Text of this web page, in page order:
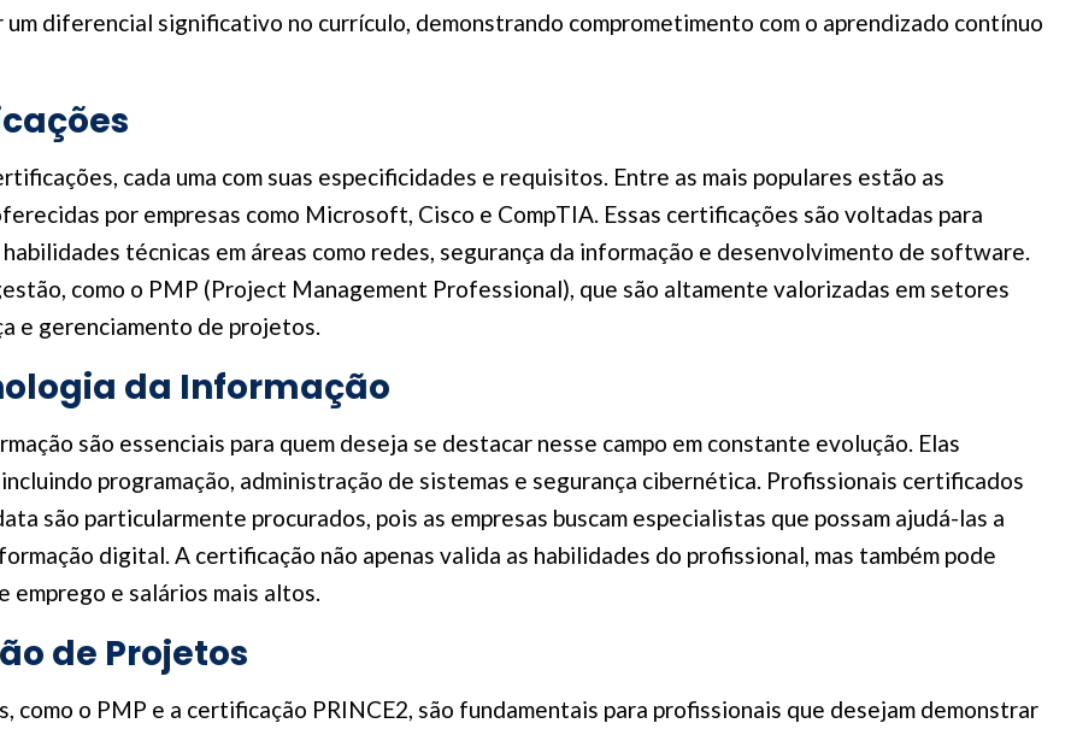
diferencial significativo no currículo, demonstrando comprometimento com o aprendizado contínuo
cada uma com suas especificidades e requisitos. Entre as mais populares estão as
por empresas como Microsoft, Cisco e CompTIA. Essas certificações são voltadas para
técnicas em áreas como redes, segurança da informação e desenvolvimento de software.
como o PMP (Project Management Professional), que são altamente valorizadas em setores
e gerenciamento de projetos.
da Informação
são essenciais para quem deseja se destacar nesse campo em constante evolução. Elas
programação, administração de sistemas e segurança cibernética. Profissionais certificados
são particularmente procurados, pois as empresas buscam especialistas que possam ajudá-las a
digital. A certificação não apenas valida as habilidades do profissional, mas também pode
emprego e salários mais altos.
de Projetos
o PMP e a certificação PRINCE2, são fundamentais para profissionais que desejam demonstrar